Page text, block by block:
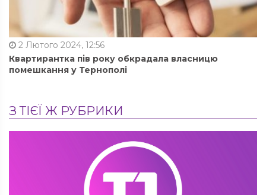
2 Лютого 2024, 12:56
Квартирантка пів року обкрадала власницю
помешкання у Тернополі
З ТІЄЇ Ж РУБРИКИ